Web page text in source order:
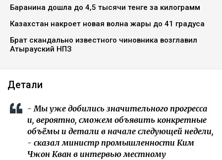
Баранина дошла до 4,5 тысячи тенге за килограмм
Казахстан накроет новая волна жары до 41 градуса
Брат скандально известного чиновника возглавил
Атырауский НПЗ
Детали
- Мы уже добились значительного прогресса
и, вероятно, сможем объявить конкретные
объёмы и детали в начале следующей недели,
- сказал министр промышленности Ким
Чжон Кван в интервью местному